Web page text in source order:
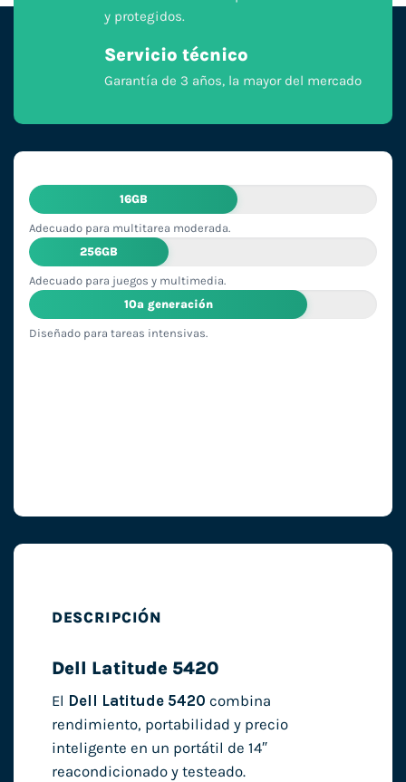
y protegidos.
Servicio técnico
Garantía de 3 años, la mayor del mercado
16GB
Adecuado para multitarea moderada.
256GB
Adecuado para juegos y multimedia.
10ª generación
Diseñado para tareas intensivas.
DESCRIPCIÓN
Dell Latitude 5420
El Dell Latitude 5420 combina
rendimiento, portabilidad y precio
inteligente en un portátil de 14″
reacondicionado y testeado.